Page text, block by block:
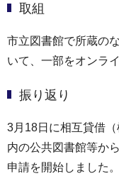
取組
市立図書館で所蔵の
いて、一部をオンラ
振り返り
3月18日に相互貸借
内の公共図書館等か
申請を開始しました。